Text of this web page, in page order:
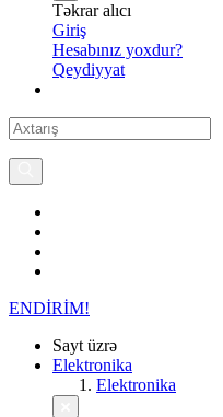
Təkrar alıcı
Giriş
Hesabınız yoxdur?
Qeydiyyat
ENDİRİM!
Sayt üzrə
Elektronika
Elektronika